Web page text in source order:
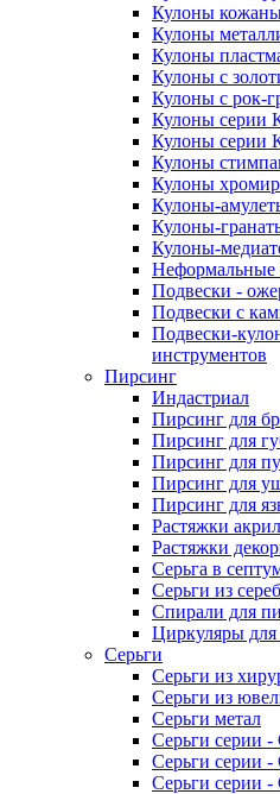
Кулоны
Кулоны
Кулоны
Кулоны с
Кулоны с рок-
Кулоны
Кулоны серии
Кулоны
Кулоны
Кулоны-
Кулоны-
Кулоны-
Неформальные
Подвески -
Подвески с
Подвески-
инструментов
Пирсинг
Индастриал
Пирсинг для
Пирсинг для
Пирсинг для
Пирсинг для
Пирсинг для
Растяжки
Растяжки
Серьга в
Серьги из
Спирали для
Циркуляры для
Серьги
Серьги из
Серьги из
Серьги метал
Серьги серии
Серьги серии
Серьги серии